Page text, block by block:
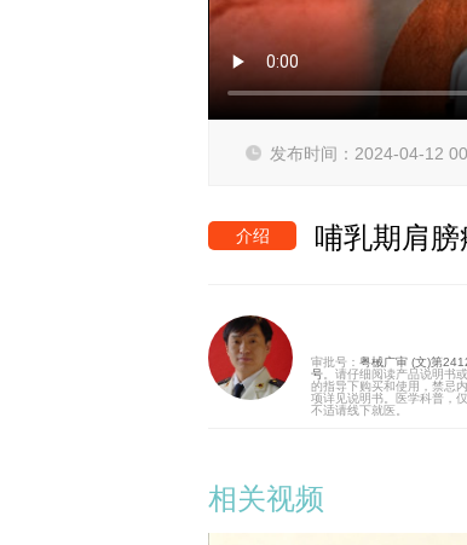
发布时间：2024-04-12
介绍 哺乳期肩
审批号： 粤械广审 (文)第
号 。请仔细阅读产品说明书
的指导下购买和使用，禁忌
项详见说明书。医学科普，
不适请线下就医。
相关视频